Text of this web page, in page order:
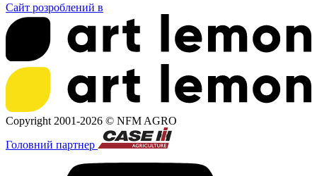
Сайт розроблений в
Copyright 2001-2026 © NFM AGRO
Головний партнер